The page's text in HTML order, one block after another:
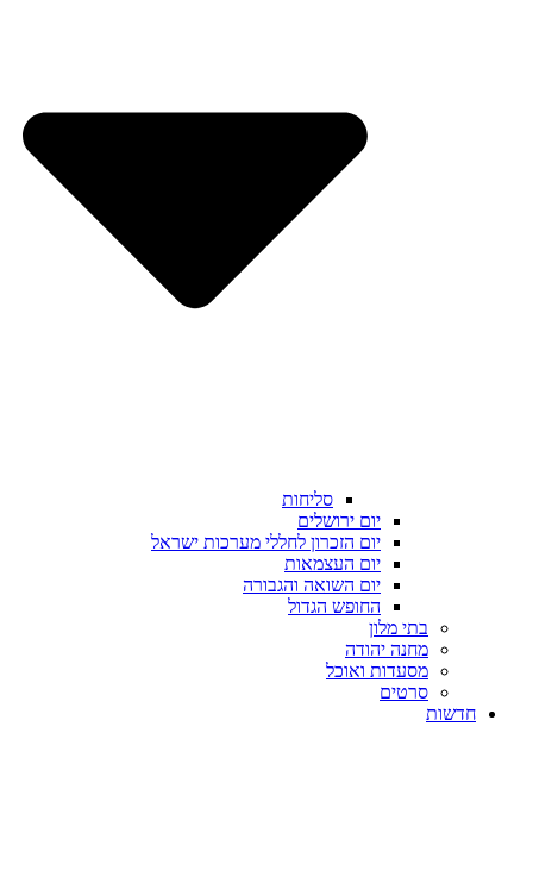
סליחות
יום ירושלים
יום הזכרון לחללי מערכות ישראל
יום העצמאות
יום השואה והגבורה
החופש הגדול
בתי מלון
מחנה יהודה
מסעדות ואוכל
סרטים
חדשות